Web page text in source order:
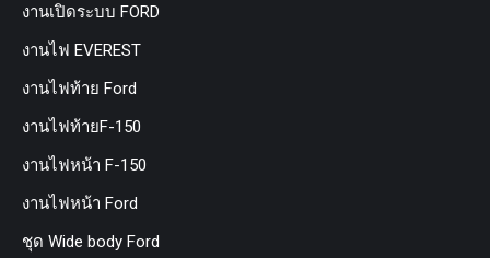
งานเปิดระบบ FORD
งานไฟ EVEREST
งานไฟท้าย Ford
งานไฟท้ายF-150
งานไฟหน้า F-150
งานไฟหน้า Ford
ชุด Wide body Ford